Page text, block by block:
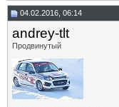
04.02.2016, 06:14
andrey-tlt
Продвинутый